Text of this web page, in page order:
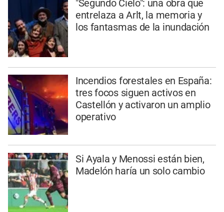
"Segundo Cielo": una obra que
entrelaza a Arlt, la memoria y
los fantasmas de la inundación
Incendios forestales en España:
tres focos siguen activos en
Castellón y activaron un amplio
operativo
Si Ayala y Menossi están bien,
Madelón haría un solo cambio